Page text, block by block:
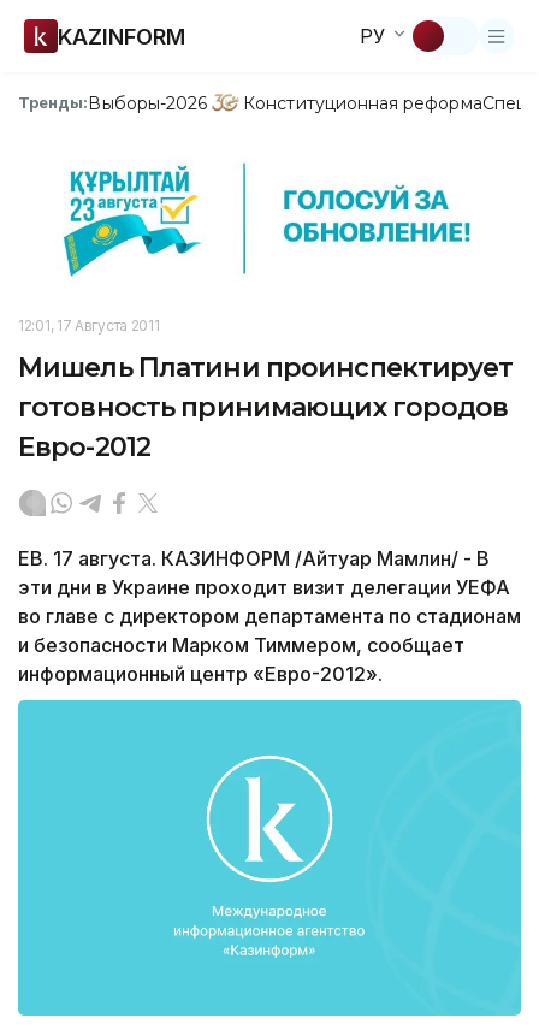
KAZINFORM РУ
Тренды:Выборы-2026 Конституционная реформа
12:01, 17 Августа 2011
Мишель Платини проинспектирует
готовность принимающих городов
Евро-2012
ЕВ. 17 августа. КАЗИНФОРМ /Айтуар Мамлин/ - В
эти дни в Украине проходит визит делегации УЕФА
во главе с директором департамента по стадионам
и безопасности Марком Тиммером, сообщает
информационный центр «Евро-2012».